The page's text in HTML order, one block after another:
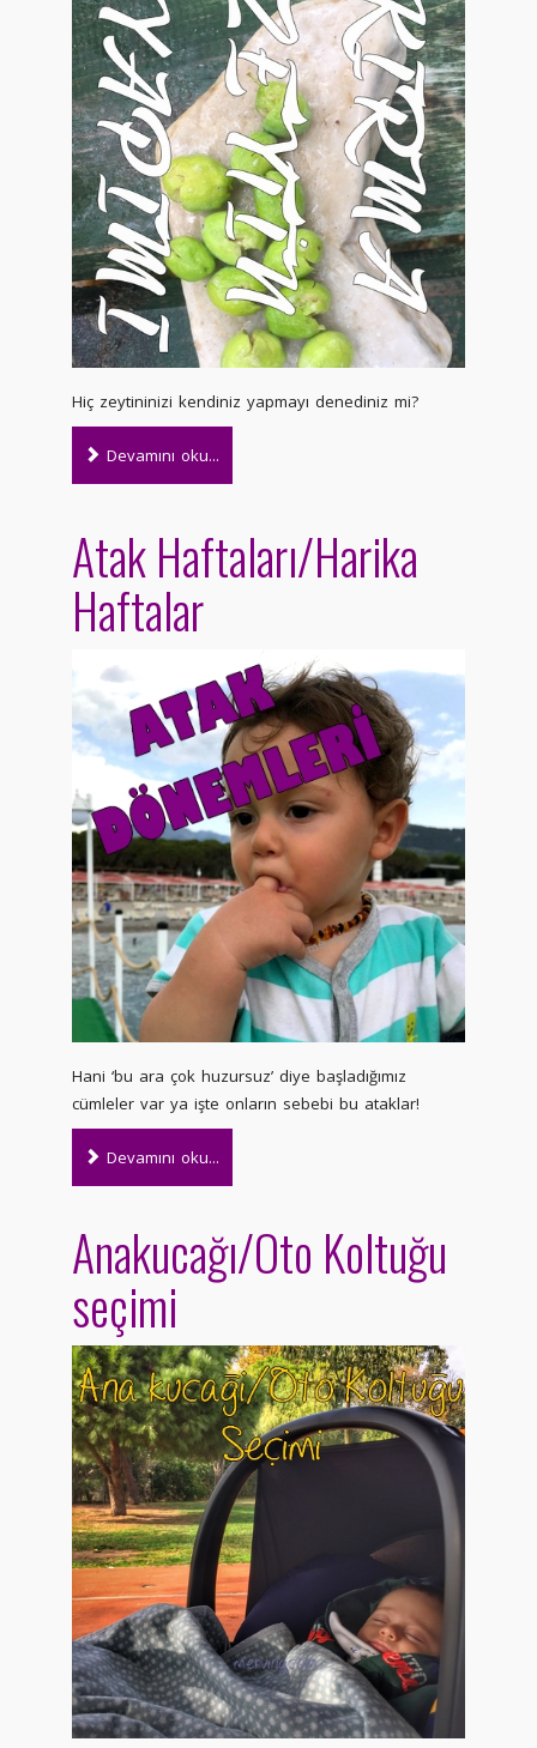
Hiç zeytininizi kendiniz yapmayı denediniz mi?
Devamını oku...
Atak Haftaları/Harika
Haftalar
Hani ‘bu ara çok huzursuz’ diye başladığımız
cümleler var ya işte onların sebebi bu ataklar!
Devamını oku...
Anakucağı/Oto Koltuğu
seçimi